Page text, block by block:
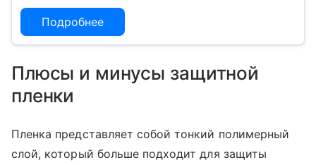
Подробнее
Плюсы и минусы защитной
пленки
Пленка представляет собой тонкий полимерный
слой, который больше подходит для защиты